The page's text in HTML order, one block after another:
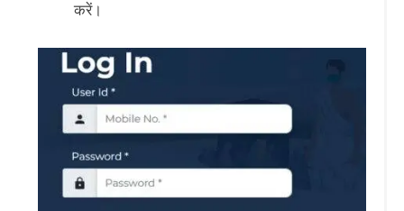
करें।